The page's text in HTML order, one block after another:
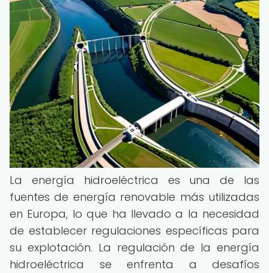
La energía hidroeléctrica es una de las
fuentes de energía renovable más utilizadas
en Europa, lo que ha llevado a la necesidad
de establecer regulaciones específicas para
su explotación. La regulación de la energía
hidroeléctrica se enfrenta a desafíos